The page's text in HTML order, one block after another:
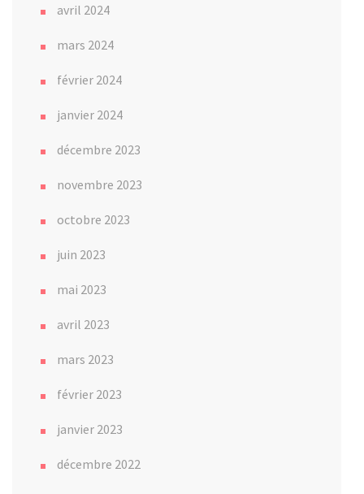
avril 2024
mars 2024
février 2024
janvier 2024
décembre 2023
novembre 2023
octobre 2023
juin 2023
mai 2023
avril 2023
mars 2023
février 2023
janvier 2023
décembre 2022